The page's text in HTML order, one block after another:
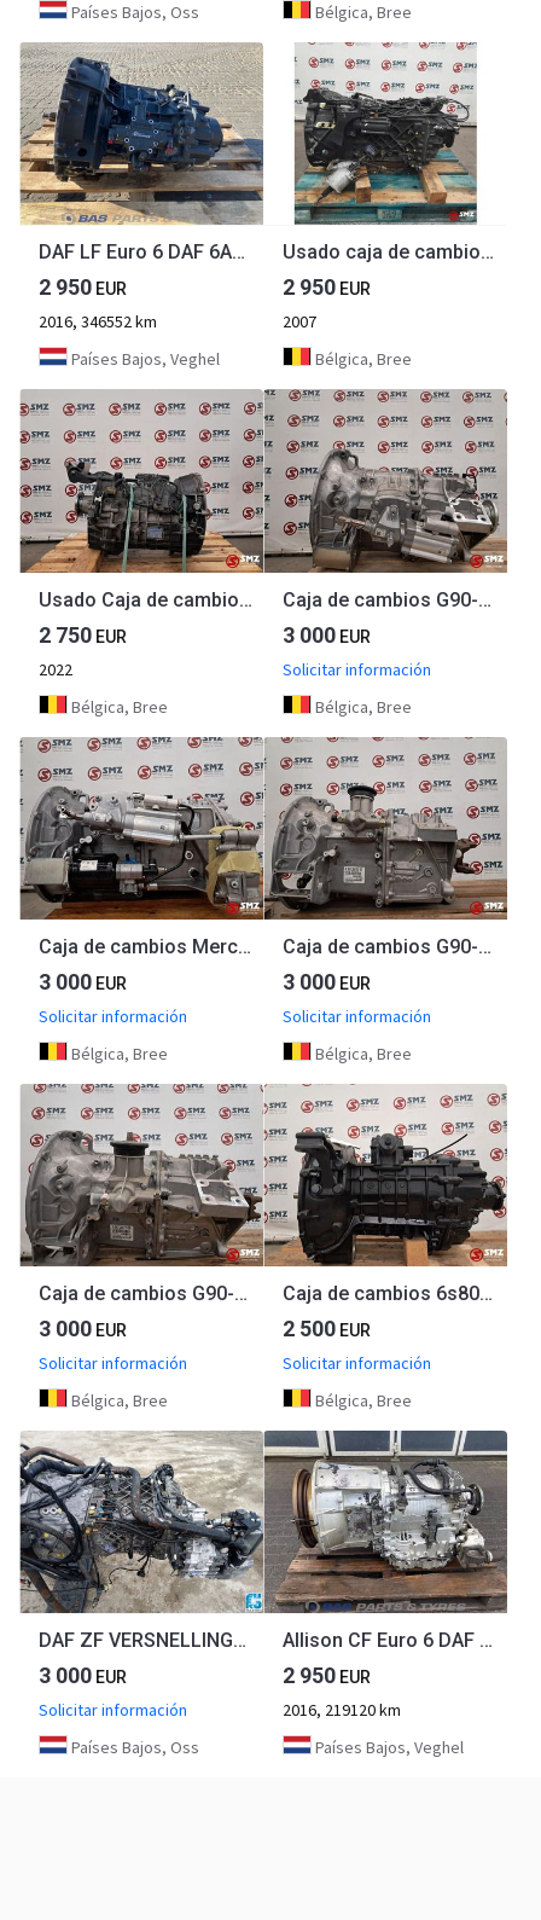
Países Bajos, Oss Bélgica, Bree
DAF LF Euro 6 DAF 6AS700 TO Ecotronic mid Versnellingsbak 1714740
2 950 EUR
2016, 346552 km
Países Bajos, Veghel
Usado caja de cambios 16S1820TO Renault
2 950 EUR
2007
Bélgica, Bree
Usado Caja de cambios 6AS1000TO Renault
2 750 EUR
2022
Bélgica, Bree
Caja de cambios G90-6 Mercedes
3 000 EUR
Solicitar información
Bélgica, Bree
Caja de cambios Mercedes G90-6
3 000 EUR
Solicitar información
Bélgica, Bree
Caja de cambios G90-6 Mercedes
3 000 EUR
Solicitar información
Bélgica, Bree
Caja de cambios G90-6 Mercedes
3 000 EUR
Solicitar información
Bélgica, Bree
Caja de cambios 6s800to man
2 500 EUR
Solicitar información
Bélgica, Bree
DAF ZF VERSNELLINGSBAK GEBRUIKT ZF16S1821TO MET RETARDER IT ECOSPLIT 6085005044 000242
3 000 EUR
Solicitar información
Países Bajos, Oss
Allison CF Euro 6 DAF 6MD3000 Versnellingsbak 1868958
2 950 EUR
2016, 219120 km
Países Bajos, Veghel